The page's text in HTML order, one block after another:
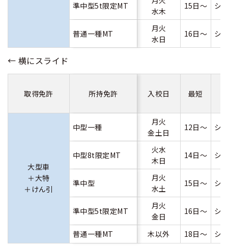
準中型5t限定MT
水木
15日～ シ
普通一種MT
月火
水日
16日～ シ
取得免許 所持免許 入校日 最短
大型車
＋大特
＋けん引
中型一種
月火
金土日
12日～ シ
中型8t限定MT
火水
木日
14日～ シ
準中型
月火
水土
15日～ シ
準中型5t限定MT
月火
金日
16日～ シ
普通一種MT 木以外 18日～ シ